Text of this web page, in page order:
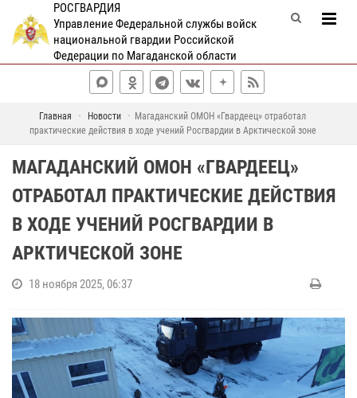
РОСГВАРДИЯ
Управление Федеральной службы войск
национальной гвардии Российской
Федерации по Магаданской области
Главная Новости
Магаданский ОМОН «Гвардеец» отработал
практические действия в ходе учений Росгвардии в Арктической зоне
МАГАДАНСКИЙ ОМОН «ГВАРДЕЕЦ»
ОТРАБОТАЛ ПРАКТИЧЕСКИЕ ДЕЙСТВИЯ
В ХОДЕ УЧЕНИЙ РОСГВАРДИИ В
АРКТИЧЕСКОЙ ЗОНЕ
18 ноября 2025, 06:37